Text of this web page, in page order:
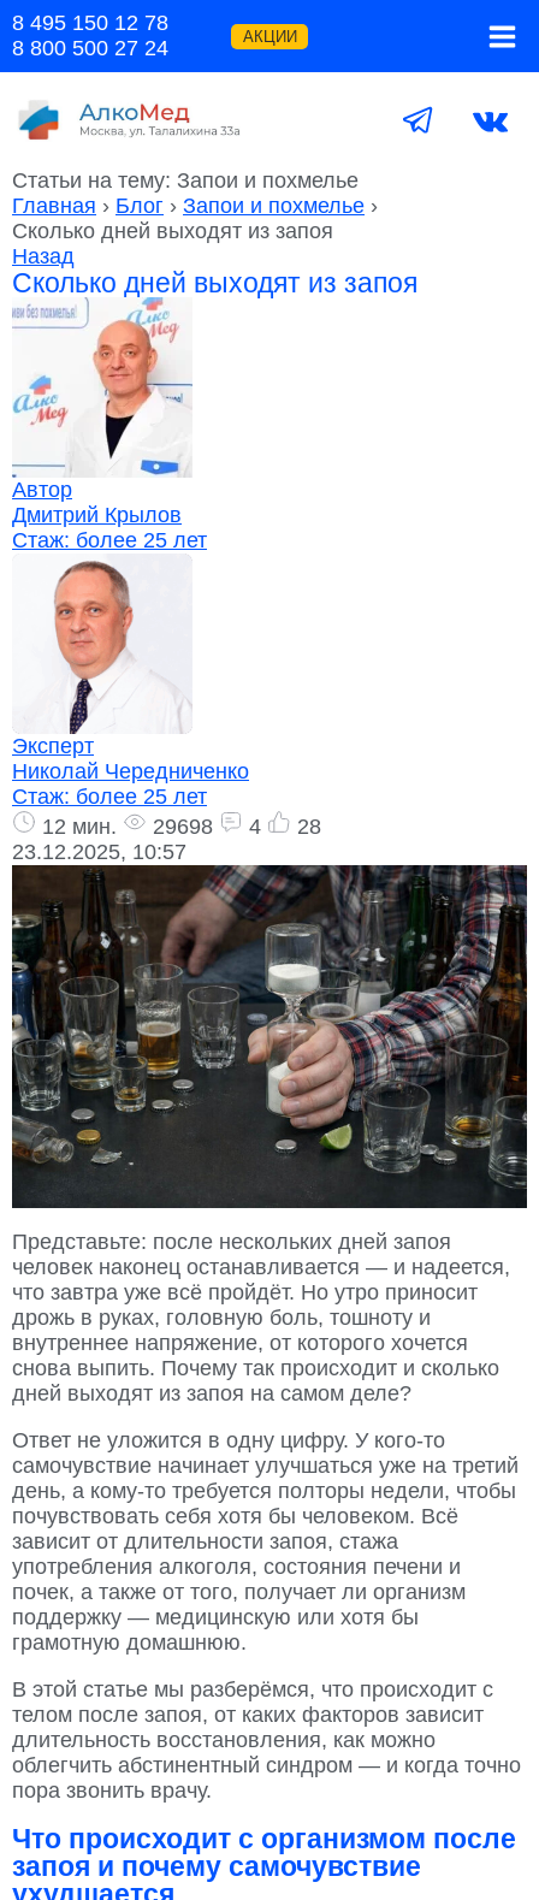
Перейти
содержимому
8 495 150 12 78
8 800 500 27 24
АКЦИИ
Статьи на тему: Запои и похмелье
Главная › Блог › Запои и похмелье ›
Сколько дней выходят из запоя
Назад
Сколько дней выходят из запоя
Автор
Дмитрий Крылов
Стаж: более 25 лет
Эксперт
Николай Чередниченко
Стаж: более 25 лет
12 мин.
29698 4
28
23.12.2025, 10:57
Представьте: после нескольких дней запоя
человек наконец останавливается — и надеется,
что завтра уже всё пройдёт. Но утро приносит
дрожь в руках, головную боль, тошноту и
внутреннее напряжение, от которого хочется
снова выпить. Почему так происходит и сколько
дней выходят из запоя на самом деле?
Ответ не уложится в одну цифру. У кого-то
самочувствие начинает улучшаться уже на третий
день, а кому-то требуется полторы недели, чтобы
почувствовать себя хотя бы человеком. Всё
зависит от длительности запоя, стажа
употребления алкоголя, состояния печени и
почек, а также от того, получает ли организм
поддержку — медицинскую или хотя бы
грамотную домашнюю.
В этой статье мы разберёмся, что происходит с
телом после запоя, от каких факторов зависит
длительность восстановления, как можно
облегчить абстинентный синдром — и когда точно
пора звонить врачу.
Что происходит с организмом после
запоя и почему самочувствие